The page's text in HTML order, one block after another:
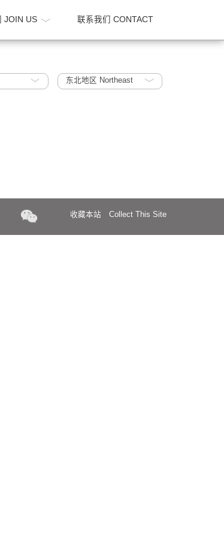
加入我们 JOIN US 联系我们
东北地区 Northeast